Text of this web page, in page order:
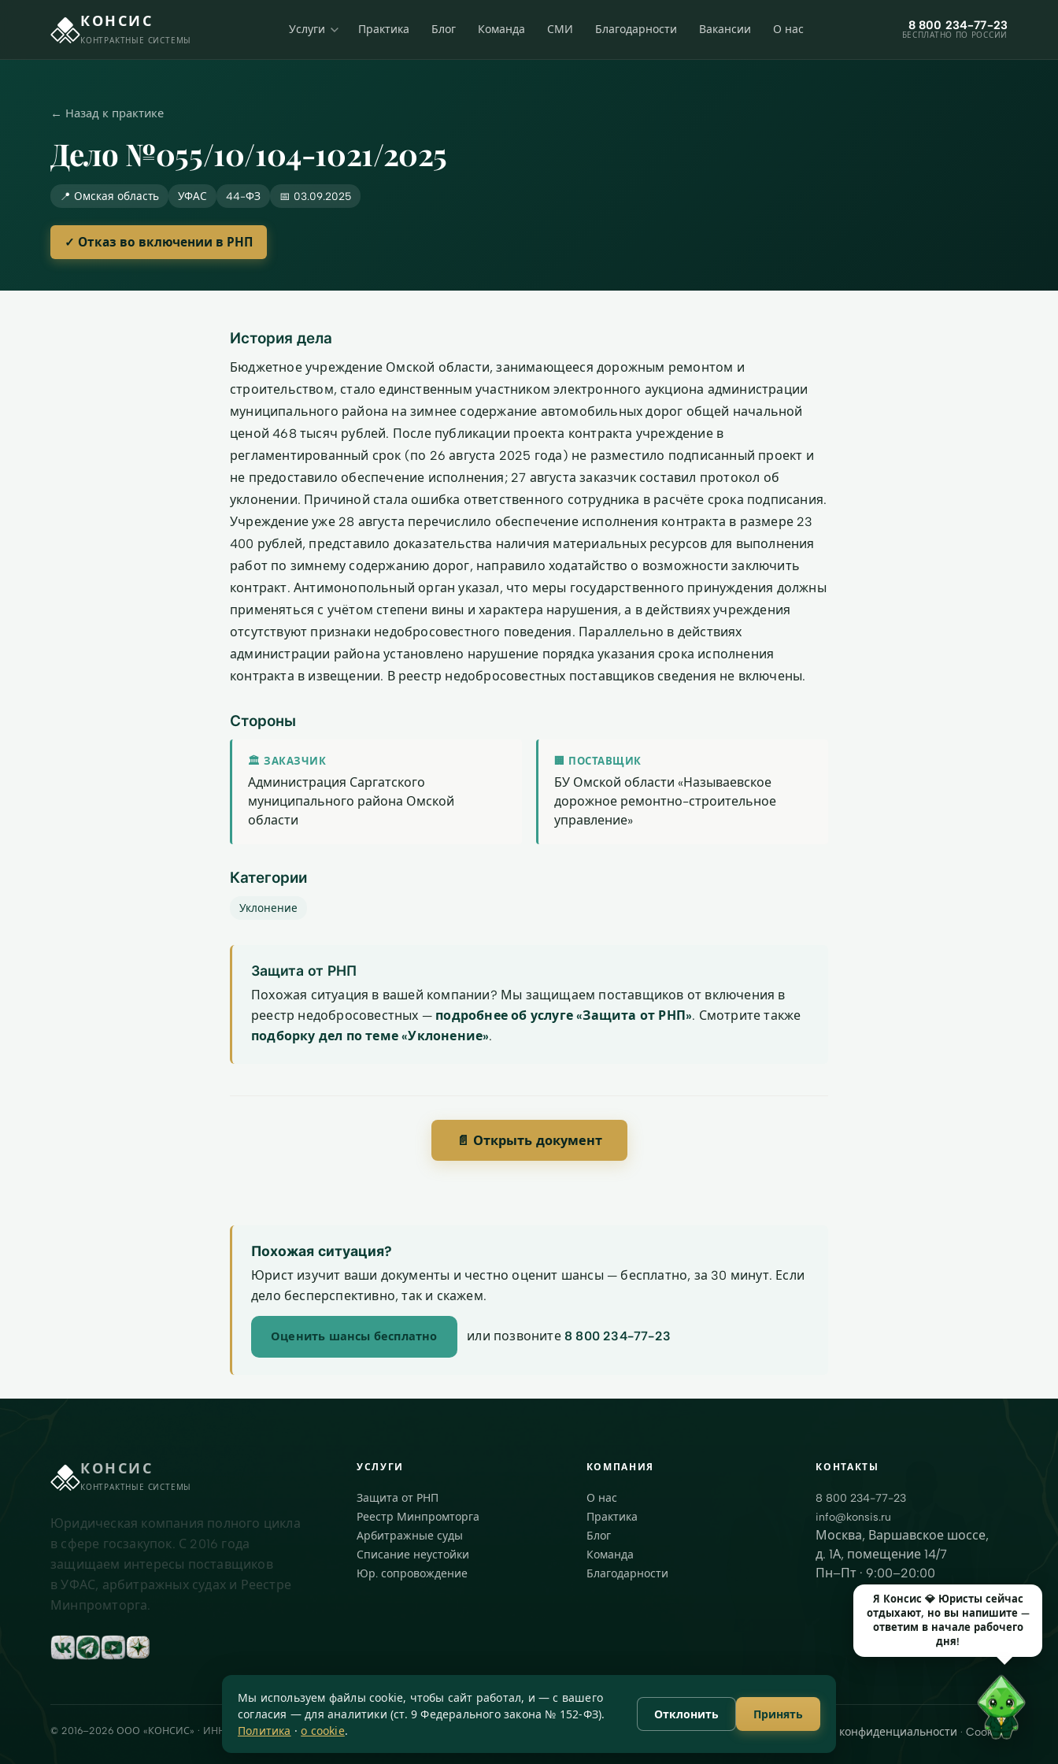
КОНСИС
КОНТРАКТНЫЕ СИСТЕМЫ
Услуги Практика Блог Команда СМИ Благодарности Вакансии О нас 8 800 234-77-23
БЕСПЛАТНО ПО РОССИИ
← Назад к практике
Дело №055/10/104-1021/2025
📍 Омская область УФАС 44-ФЗ 📅 03.09.2025
✓ Отказ во включении в РНП
История дела
Бюджетное учреждение Омской области, занимающееся дорожным ремонтом и
строительством, стало единственным участником электронного аукциона администрации
муниципального района на зимнее содержание автомобильных дорог общей начальной
ценой 468 тысяч рублей. После публикации проекта контракта учреждение в
регламентированный срок (по 26 августа 2025 года) не разместило подписанный проект и
не предоставило обеспечение исполнения; 27 августа заказчик составил протокол об
уклонении. Причиной стала ошибка ответственного сотрудника в расчёте срока подписания.
Учреждение уже 28 августа перечислило обеспечение исполнения контракта в размере 23
400 рублей, представило доказательства наличия материальных ресурсов для выполнения
работ по зимнему содержанию дорог, направило ходатайство о возможности заключить
контракт. Антимонопольный орган указал, что меры государственного принуждения должны
применяться с учётом степени вины и характера нарушения, а в действиях учреждения
отсутствуют признаки недобросовестного поведения. Параллельно в действиях
администрации района установлено нарушение порядка указания срока исполнения
контракта в извещении. В реестр недобросовестных поставщиков сведения не включены.
Стороны
🏛 ЗАКАЗЧИК
Администрация Саргатского
муниципального района Омской
области
🏢 ПОСТАВЩИК
БУ Омской области «Называевское
дорожное ремонтно-строительное
управление»
Категории
Уклонение
Защита от РНП
Похожая ситуация в вашей компании? Мы защищаем поставщиков от включения в
реестр недобросовестных — подробнее об услуге «Защита от РНП». Смотрите также
подборку дел по теме «Уклонение».
📄 Открыть документ
Похожая ситуация?
Юрист изучит ваши документы и честно оценит шансы — бесплатно, за 30 минут. Если
дело бесперспективно, так и скажем.
Оценить шансы бесплатно или позвоните8 800 234-77-23
КОНСИС
КОНТРАКТНЫЕ СИСТЕМЫ
Юридическая компания полного цикла
в сфере госзакупок. С 2016 года
защищаем интересы поставщиков
в УФАС, арбитражных судах и Реестре
Минпромторга.
УСЛУГИ
Защита от РНП
Реестр Минпромторга
Арбитражные суды
Списание неустойки
Юр. сопровождение
КОМПАНИЯ
О нас
Практика
Блог
Команда
Благодарности
КОНТАКТЫ
8 800 234-77-23
info@konsis.ru
Москва, Варшавское шоссе,
д. 1А, помещение 14/7
Пн–Пт · 9:00–20:00
© 2016–2026 ООО «КОНСИС» · ИНН 7724372334 · КПП 772601001 · ОГРН 1167746646297 · Рег. № 77071/77 от 14.05.2026 Политика конфиденциальности · Cookies
Мы используем файлы cookie, чтобы сайт работал, и — с вашего
согласия — для аналитики (ст. 9 Федерального закона № 152-ФЗ).
Политика ·о cookie.
Отклонить Принять
Я Консис 💎 Юристы сейчас
отдыхают, но вы напишите —
ответим в начале рабочего
дня!